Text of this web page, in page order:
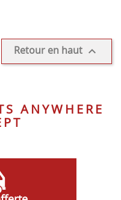
Retour en haut 
ANYWHERE